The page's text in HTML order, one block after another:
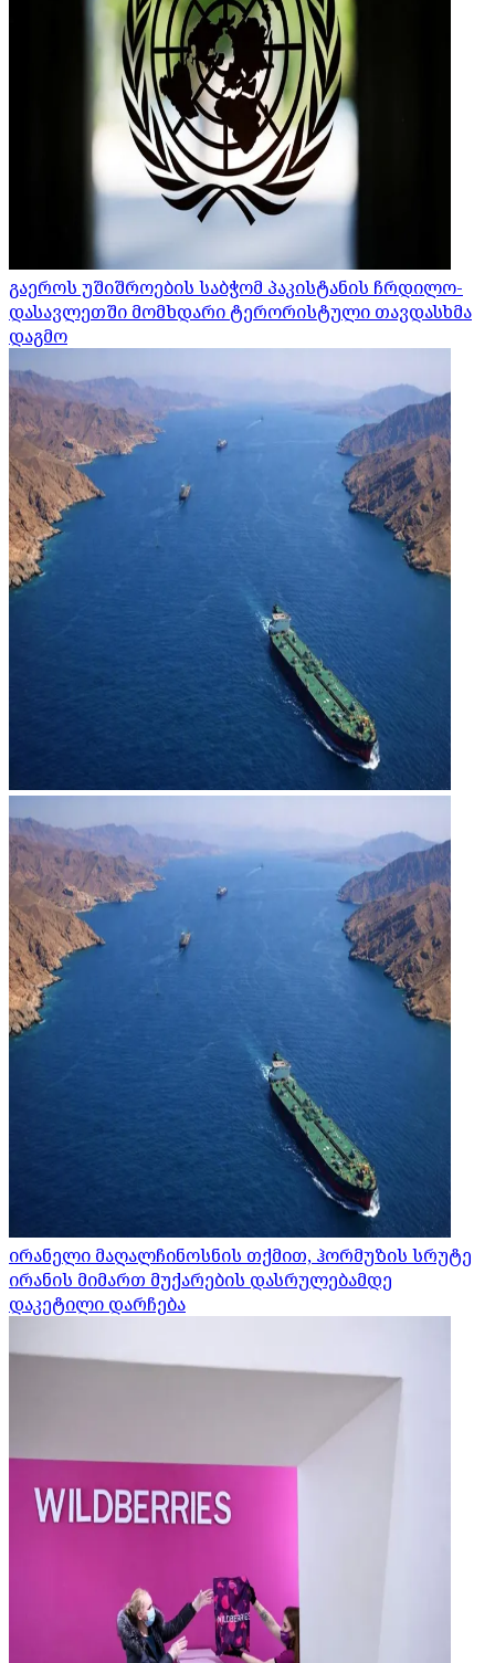
გაეროს უშიშროების საბჭომ პაკისტანის ჩრდილო-
დასავლეთში მომხდარი ტერორისტული თავდასხმა
დაგმო
ირანელი მაღალჩინოსნის თქმით, ჰორმუზის სრუტე
ირანის მიმართ მუქარების დასრულებამდე
დაკეტილი დარჩება